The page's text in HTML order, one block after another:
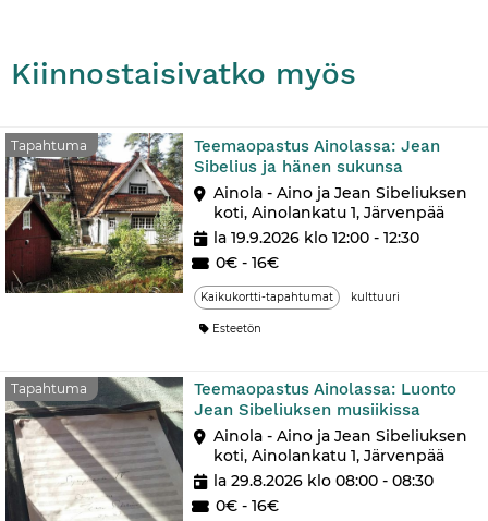
Kiinnostaisivatko myös
Tapahtuma
Teemaopastus Ainolassa: Jean
Sibelius ja hänen sukunsa
Ainola - Aino ja Jean Sibeliuksen
koti, Ainolankatu 1, Järvenpää
la 19.9.2026 klo 12:00 - 12:30
0€ - 16€
Kaikukortti-tapahtumat kulttuuri
Esteetön
Tapahtuma
Teemaopastus Ainolassa: Luonto
Jean Sibeliuksen musiikissa
Ainola - Aino ja Jean Sibeliuksen
koti, Ainolankatu 1, Järvenpää
la 29.8.2026 klo 08:00 - 08:30
0€ - 16€